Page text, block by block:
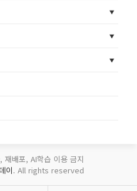
재배포, AI학습 이용 금지
이. All rights reserved